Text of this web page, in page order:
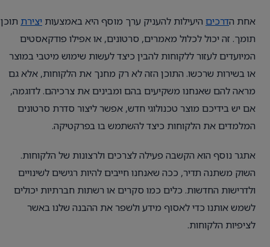
אחת הדרכים היעילות להעניק ערך מוסף היא באמצעות יצירת תוכן
תומך. זה יכול לכלול מאמרים, סרטונים, או אפילו פודקאסטים
המיועדים לעזור ללקוחות להבין כיצד לעשות שימוש מיטבי במוצר
או בשירות שרכשו. התוכן הזה לא רק מחנך את הלקוחות, אלא גם
מראה להם שאנחנו משקיעים בהם ומבינים את צרכיהם. לדוגמה,
אם יש בידיכם מוצר טכנולוגי חדש, אפשר ליצור סדרת סרטונים
המלמדים את הלקוחות כיצד להשתמש בו בפרקטיקה.
אתגר נוסף הוא הקשבה פעילה לצרכים ולרצונות של הלקוחות.
השוק משתנה תדיר, ככה שאנחנו חייבים להיות רגישים לשינויים
ולדרישות החדשות. כלים כמו סקרים או רשתות חברתיות יכולים
לשמש אותנו כדי לאסוף מידע ולשפר את ההבנה שלנו באשר
לציפיות הלקוחות.